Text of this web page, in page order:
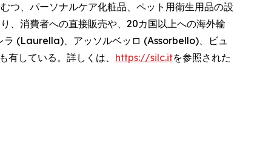
つ、パーソナルケア化粧品、ペット用衛生用品の設
、消費者への直接販売や、20カ国以上への海外輸
ラ (Laurella)、アッソルベッロ (Assorbello)、ビュ
している。詳しくは、 https://silc.itを参照された